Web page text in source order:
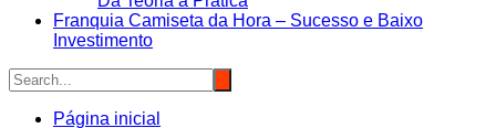
Franquia Camiseta da Hora – Sucesso e Baixo
Investimento
Página inicial